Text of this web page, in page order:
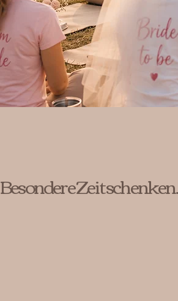
Besondere Zeit schenken.